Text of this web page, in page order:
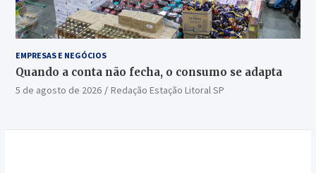
EMPRESAS E NEGÓCIOS
Quando a conta não fecha, o consumo se adapta
5 de agosto de 2026 Redação Estação Litoral SP